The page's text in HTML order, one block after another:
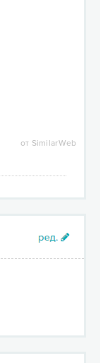
от SimilarWeb